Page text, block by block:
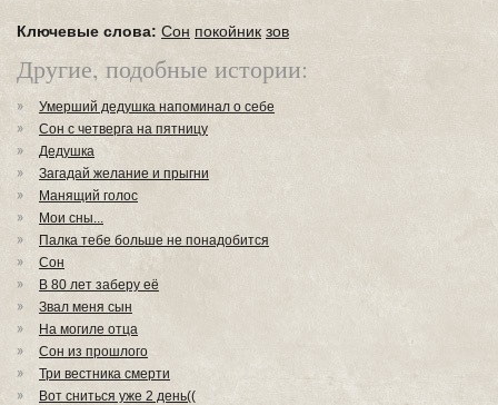
Ключевые слова: Сон покойник зов
Другие, подобные истории:
Умерший дедушка напоминал о себе
Сон с четверга на пятницу
Дедушка
Загадай желание и прыгни
Манящий голос
Мои сны...
Палка тебе больше не понадобится
Сон
В 80 лет заберу её
Звал меня сын
На могиле отца
Сон из прошлого
Три вестника смерти
Вот сниться уже 2 день((